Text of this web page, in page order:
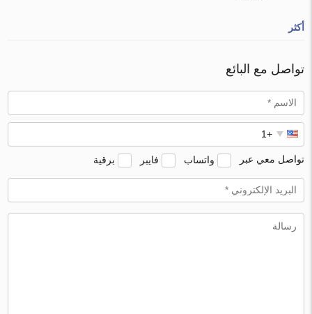
أكثر
تواصل مع البائع
تواصل معي عبر واتساب فايبر برقية